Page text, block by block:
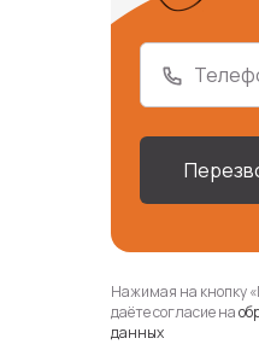
Нажимая на кнопку
даёте согласие на
данных